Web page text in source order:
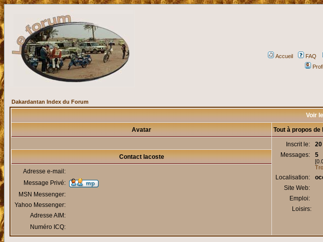
Accueil FAQ
Dakardantan Index du Forum
Voir
Avatar Tout à propos de
Inscrit le:
Messages:
5
Localisation:
Site Web:
Emploi:
Loisirs:
Contact lacoste
Adresse e-mail:
Message Privé:
MSN Messenger:
Yahoo Messenger:
Adresse AIM:
Numéro ICQ: